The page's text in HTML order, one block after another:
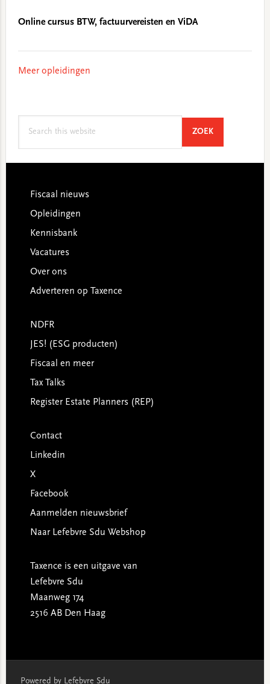
Online cursus BTW, factuurvereisten en ViDA
Meer opleidingen
ZOEKSEARCH
Footer
Fiscaal nieuws
Opleidingen
Kennisbank
Vacatures
Over ons
Adverteren op Taxence
NDFR
JES! (ESG producten)
Fiscaal en meer
Tax Talks
Register Estate Planners (REP)
Contact
Linkedin
X
Facebook
Aanmelden nieuwsbrief
Naar Lefebvre Sdu Webshop
Taxence is een uitgave van
Lefebvre Sdu
Maanweg 174
2516 AB Den Haag
Powered by Lefebvre Sdu